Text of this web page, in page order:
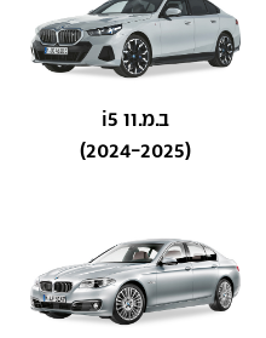
ב.מ.וו i5
(2024-2025)